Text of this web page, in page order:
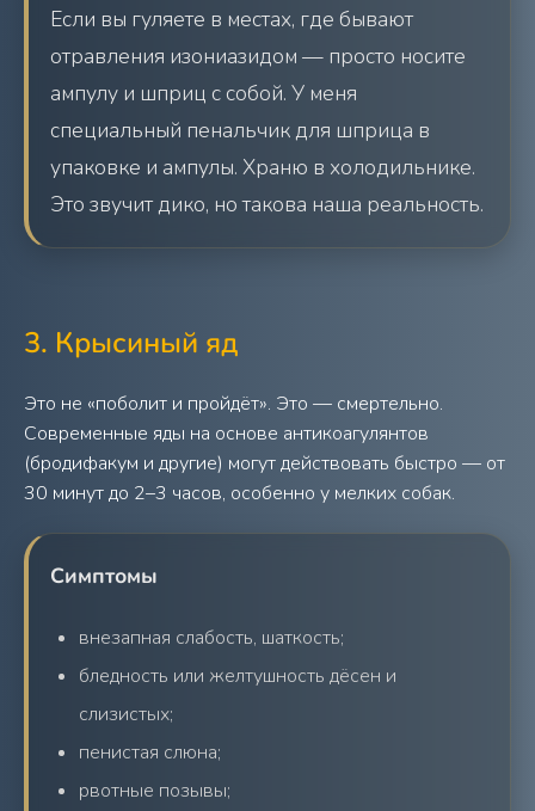
Если вы гуляете в местах, где бывают
отравления изониазидом — просто носите
ампулу и шприц с собой. У меня
специальный пенальчик для шприца в
упаковке и ампулы. Храню в холодильнике.
Это звучит дико, но такова наша реальность.
3. Крысиный яд
Это не «поболит и пройдёт». Это — смертельно.
Современные яды на основе антикоагулянтов
(бродифакум и другие) могут действовать быстро — от
30 минут до 2–3 часов, особенно у мелких собак.
Симптомы
внезапная слабость, шаткость;
бледность или желтушность дёсен и
слизистых;
пенистая слюна;
рвотные позывы;